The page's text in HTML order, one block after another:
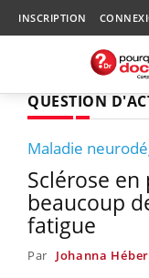
INSCRIPTION
QUESTION
Maladie
Sclérose
beaucoup
fatigue
Par Johanna